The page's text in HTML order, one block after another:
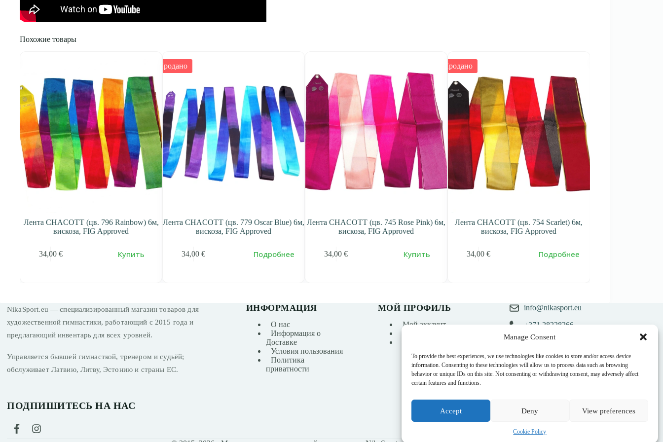
Manage Consent
To provide the best experiences, we use technologies like cookies to store and/or access device
information. Consenting to these technologies will allow us to process data such as browsing
behavior or unique IDs on this site. Not consenting or withdrawing consent, may adversely affect
certain features and functions.
Accept Deny View preferences
Cookie Policy
Похожие товары
Лента CHACOTT (цв. 796 Rainbow) 6м,
вискоза, FIG Approved
34,00 € Купить
Продано
Лента CHACOTT (цв. 779 Oscar Blue) 6м,
вискоза, FIG Approved
34,00 € Подробнее
Лента CHACOTT (цв. 745 Rose Pink) 6м,
вискоза, FIG Approved
34,00 € Купить
Продано
Лента CHACOTT (цв. 754 Scarlet) 6м,
вискоза, FIG Approved
34,00€ Подробнее
NikaSport.eu — специализированный магазин товаров для
художественной гимнастики, работающий с 2015 года и
предлагающий инвентарь для всех уровней.
Управляется бывшей гимнасткой, тренером и судьёй;
обслуживает Латвию, Литву, Эстонию и страны ЕС.
ПОДПИШИТЕСЬ НА НАС
ИНФОРМАЦИЯ
О нас
Информация о
Доставке
Условия пользования
Политика
приватности
МОЙ ПРОФИЛЬ
Мой аккаунт
info@nikasport.eu
+371 28228266
+371 28228266
@nikasport.eu